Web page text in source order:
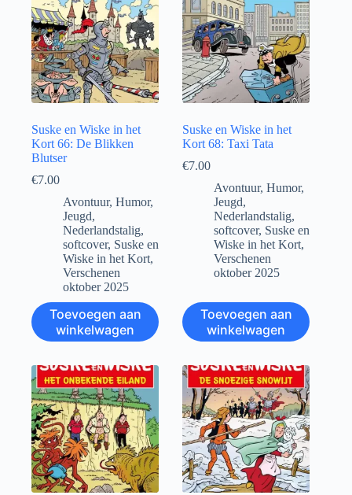
Suske en Wiske in het
Kort 66: De Blikken
Blutser
€7.00
Avontuur, Humor,
Jeugd,
Nederlandstalig,
softcover, Suske en
Wiske in het Kort,
Verschenen
oktober 2025
Toevoegen aan
winkelwagen
Suske en Wiske in het
Kort 68: Taxi Tata
€7.00
Avontuur,Humor,
Jeugd,
Nederlandstalig,
softcover, Suske en
Wiske in het Kort,
Verschenen
oktober 2025
Toevoegen aan
winkelwagen